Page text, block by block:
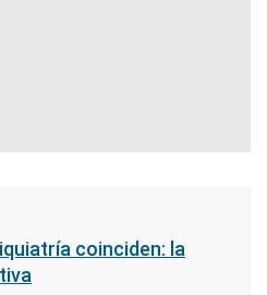
coinciden: la